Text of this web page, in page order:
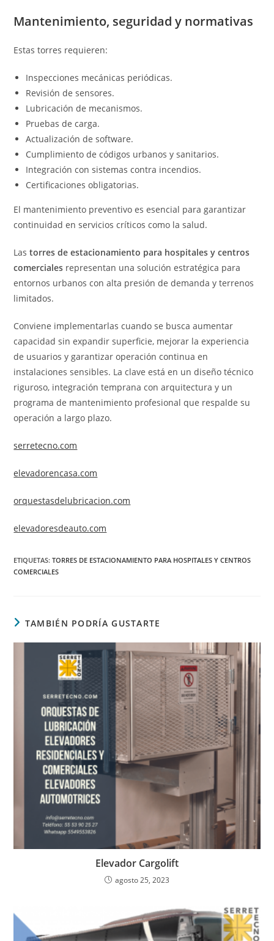
Mantenimiento, seguridad y normativas
Estas torres requieren:
Inspecciones mecánicas periódicas.
Revisión de sensores.
Lubricación de mecanismos.
Pruebas de carga.
Actualización de software.
Cumplimiento de códigos urbanos y sanitarios.
Integración con sistemas contra incendios.
Certificaciones obligatorias.
El mantenimiento preventivo es esencial para garantizar
continuidad en servicios críticos como la salud.
Lastorres de estacionamiento para hospitales y centros
comerciales representan una solución estratégica para
entornos urbanos con alta presión de demanda y terrenos
limitados.
Conviene implementarlas cuando se busca aumentar
capacidad sin expandir superficie, mejorar la experiencia
de usuarios y garantizar operación continua en
instalaciones sensibles. La clave está en un diseño técnico
riguroso, integración temprana con arquitectura y un
programa de mantenimiento profesional que respalde su
operación a largo plazo.
serretecno.com
elevadorencasa.com
orquestasdelubricacion.com
elevadoresdeauto.com
ETIQUETAS:TORRES DE ESTACIONAMIENTO PARA HOSPITALES Y CENTROS
COMERCIALES
TAMBIÉN PODRÍA GUSTARTE
Elevador Cargolift
agosto 25, 2023